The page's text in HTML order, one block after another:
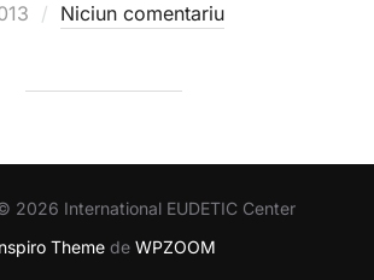
Niciun comentariu
2026 International EUDETIC Center
Themede WPZOOM